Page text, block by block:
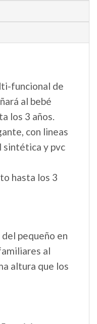
funcional de
al bebé
los 3 años.
con lineas
sintética y pvc
hasta los 3
pequeño en
al
altura que los